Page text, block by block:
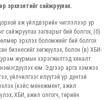
эрхлэлтийг сайжруулах.
аж үйлдвэрийн чиглэлээр ур
сайжруулах загварыг бий болгох, (б)
эрхлэх боломжийг бий болгох
бизнесийг хөгжүүлэх, болон (в) ХБИ-
журмын хэрэгжилтэд хяналт
юм. Эдгээр арга хэмжээ
үйлчилгээг илүүтэй үр дүнтэй
(кэйс менежмент, ажил
ХБИ, ажил олгогч, төрийн